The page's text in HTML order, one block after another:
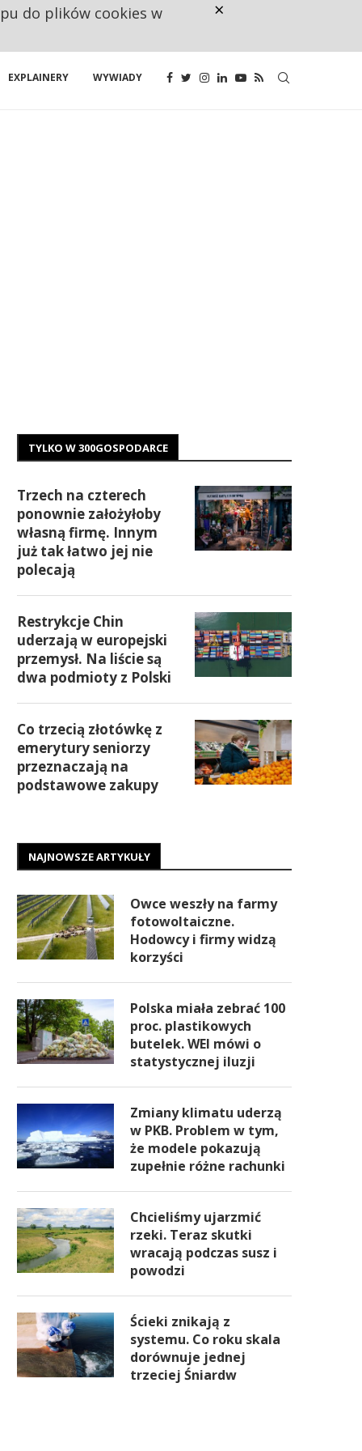
EXPLAINERY WYWIADY
TYLKO W 300GOSPODARCE
Trzech na czterech
ponownie założyłoby
własną firmę. Innym
już tak łatwo jej nie
polecają
Restrykcje Chin
uderzają w europejski
przemysł. Na liście są
dwa podmioty z Polski
Co trzecią złotówkę z
emerytury seniorzy
przeznaczają na
podstawowe zakupy
NAJNOWSZE ARTYKUŁY
Owce weszły na farmy
fotowoltaiczne.
Hodowcy i firmy widzą
korzyści
Polska miała zebrać 100
proc. plastikowych
butelek. WEI mówi o
statystycznej iluzji
Zmiany klimatu uderzą
w PKB. Problem w tym,
że modele pokazują
zupełnie różne rachunki
Chcieliśmy ujarzmić
rzeki. Teraz skutki
wracają podczas susz i
powodzi
Ścieki znikają z
systemu. Co roku skala
dorównuje jednej
trzeciej Śniardw
do plików cookies w ×